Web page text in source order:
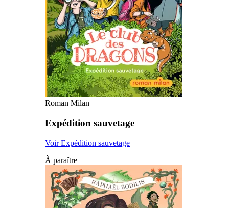
Roman Milan
Expédition sauvetage
Voir Expédition sauvetage
À paraître